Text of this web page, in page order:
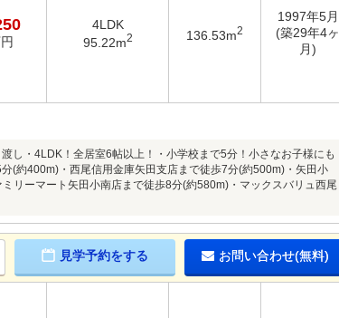
4LDK
95.22m2 136.53m2
1997年5月
(築29年4ヶ
月)
・4LDK！全居室6帖以上！・小学校まで5分！小さなお子様にも
(約400m)・西尾信用金庫矢田支店まで徒歩7分(約500m)・矢田小
リーマート矢田小南店まで徒歩8分(約580m)・マックスバリュ西尾
見学予約をする お問い合わせ(無料)